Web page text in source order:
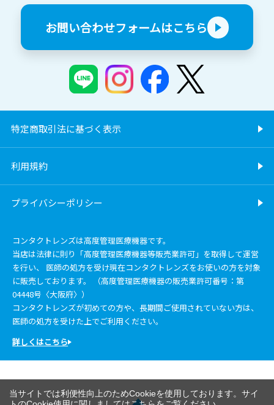
お問い合わせフォームはこちら
特定商取引法に基づく表示
利用規約
プライバシーポリシー
コンタクトレンズは高度管理医療機器です。
当店は法律に則り「高度管理医療機器等販売業許可」を取得して運営
を行い、 医師の処方を受け現在コンタクトレンズをお使いの方を対象
に販売しております。 （高度管理医療機器の販売業許可番号：第
04448号〈大阪府〉）
コンタクトレンズが初めての方や、長期間ご使用されていない方は、
医師の処方を受けた上でご利用ください。
詳しくはこちら
当サイトでは利便性向上のためCookieを使用しております。サイ